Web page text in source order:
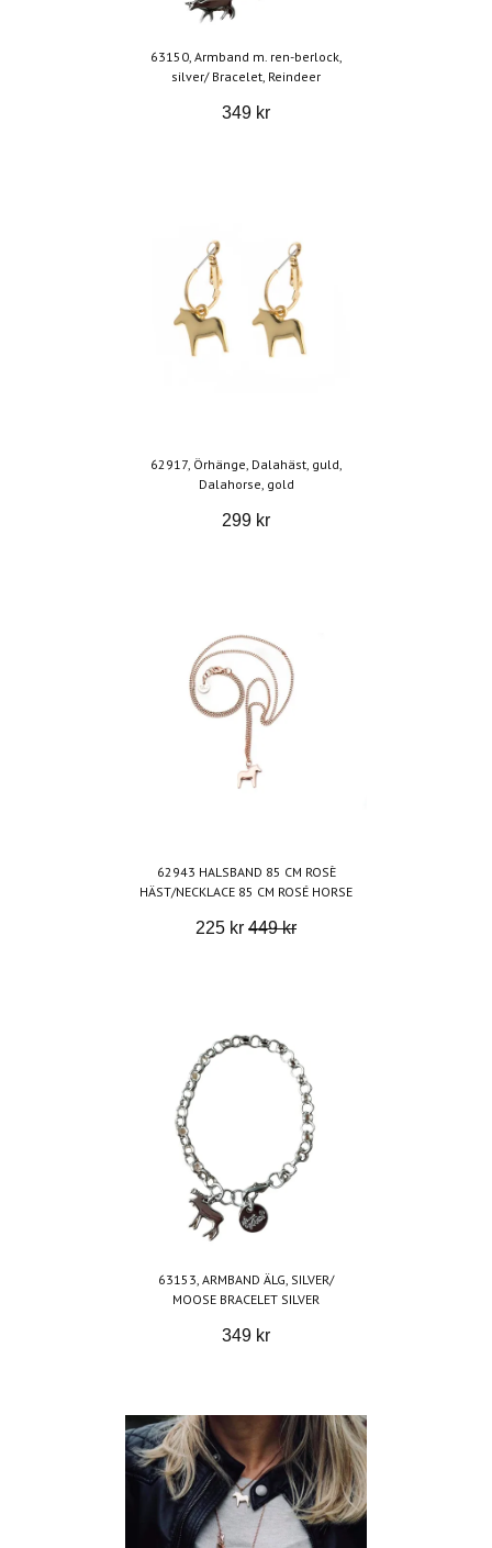
63150, Armband m. ren-berlock,
silver/ Bracelet, Reindeer
349 kr
62917, Örhänge, Dalahäst, guld,
Dalahorse, gold
299 kr
62943 HALSBAND 85 CM ROSÈ
HÄST/NECKLACE 85 CM ROSÉ HORSE
225 kr 449 kr
63153, ARMBAND ÄLG, SILVER/
MOOSE BRACELET SILVER
349 kr